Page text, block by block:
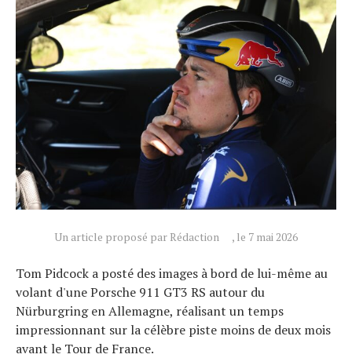
Un article proposé par Rédaction , le 7 mai 2026
Tom Pidcock a posté des images à bord de lui-même au
volant d'une Porsche 911 GT3 RS autour du
Nürburgring en Allemagne, réalisant un temps
impressionnant sur la célèbre piste moins de deux mois
avant le Tour de France.
Actualités
Technologies
Tests de produits
Tous nos articles
À propos